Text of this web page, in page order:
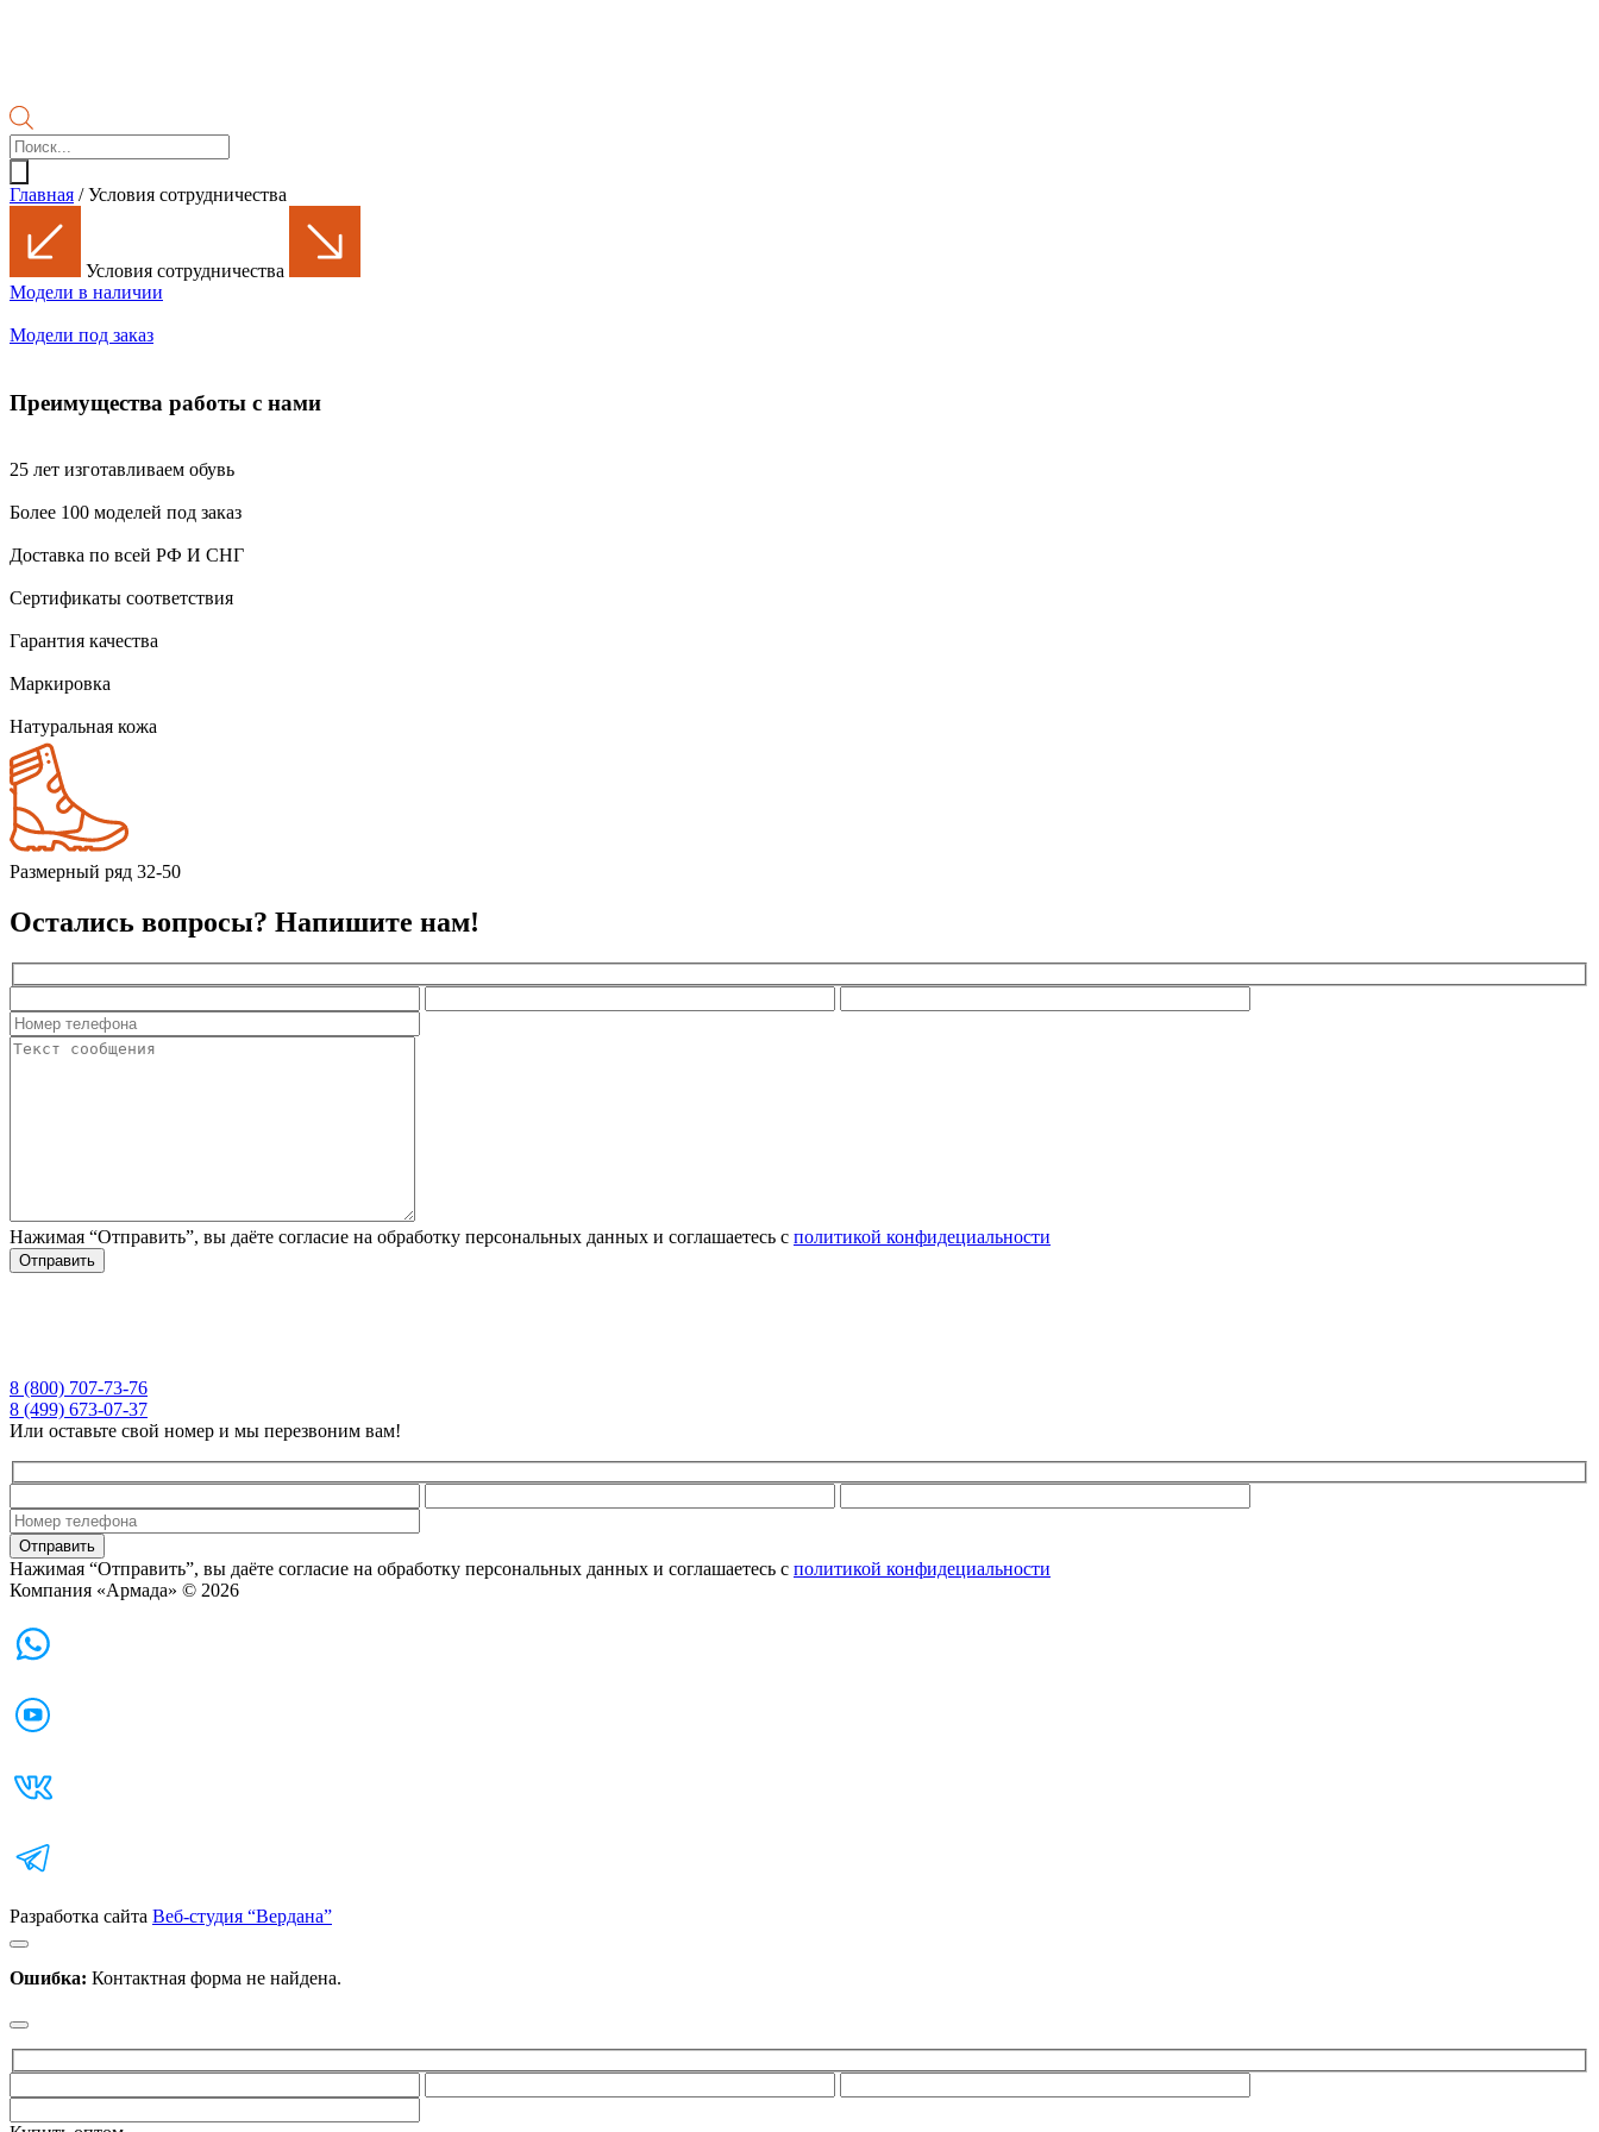
Поиск
товаров
Главная / Условия сотрудничества
Условия сотрудничества
Модели в наличии
Модели под заказ
Преимущества работы с нами
25 лет изготавливаем обувь
Более 100 моделей под заказ
Доставка по всей РФ И СНГ
Сертификаты соответствия
Гарантия качества
Маркировка
Натуральная кожа
Размерный ряд 32-50
Остались вопросы? Напишите нам!
Нажимая “Отправить”, вы даёте согласие на обработку персональных данных и соглашаетесь с политикой конфидециальности
8 (800) 707-73-76
8 (499) 673-07-37
Или оставьте свой номер и мы перезвоним вам!
Нажимая “Отправить”, вы даёте согласие на обработку персональных данных и соглашаетесь с политикой конфидециальности
Компания «Армада» © 2026
Разработка сайта Веб-студия “Вердана”
Ошибка: Контактная форма не найдена.